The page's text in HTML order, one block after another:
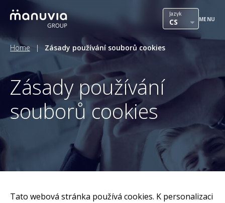
International mobility
Outsourcing
HR služby
Náš tým
Kontakt
PR & Press
Kariéra
MENU
Jazyk
CS
Home | Zásady používání souborů cookies
Zásady používání
souborů cookies
Tato webová stránka používá cookies. K personalizaci